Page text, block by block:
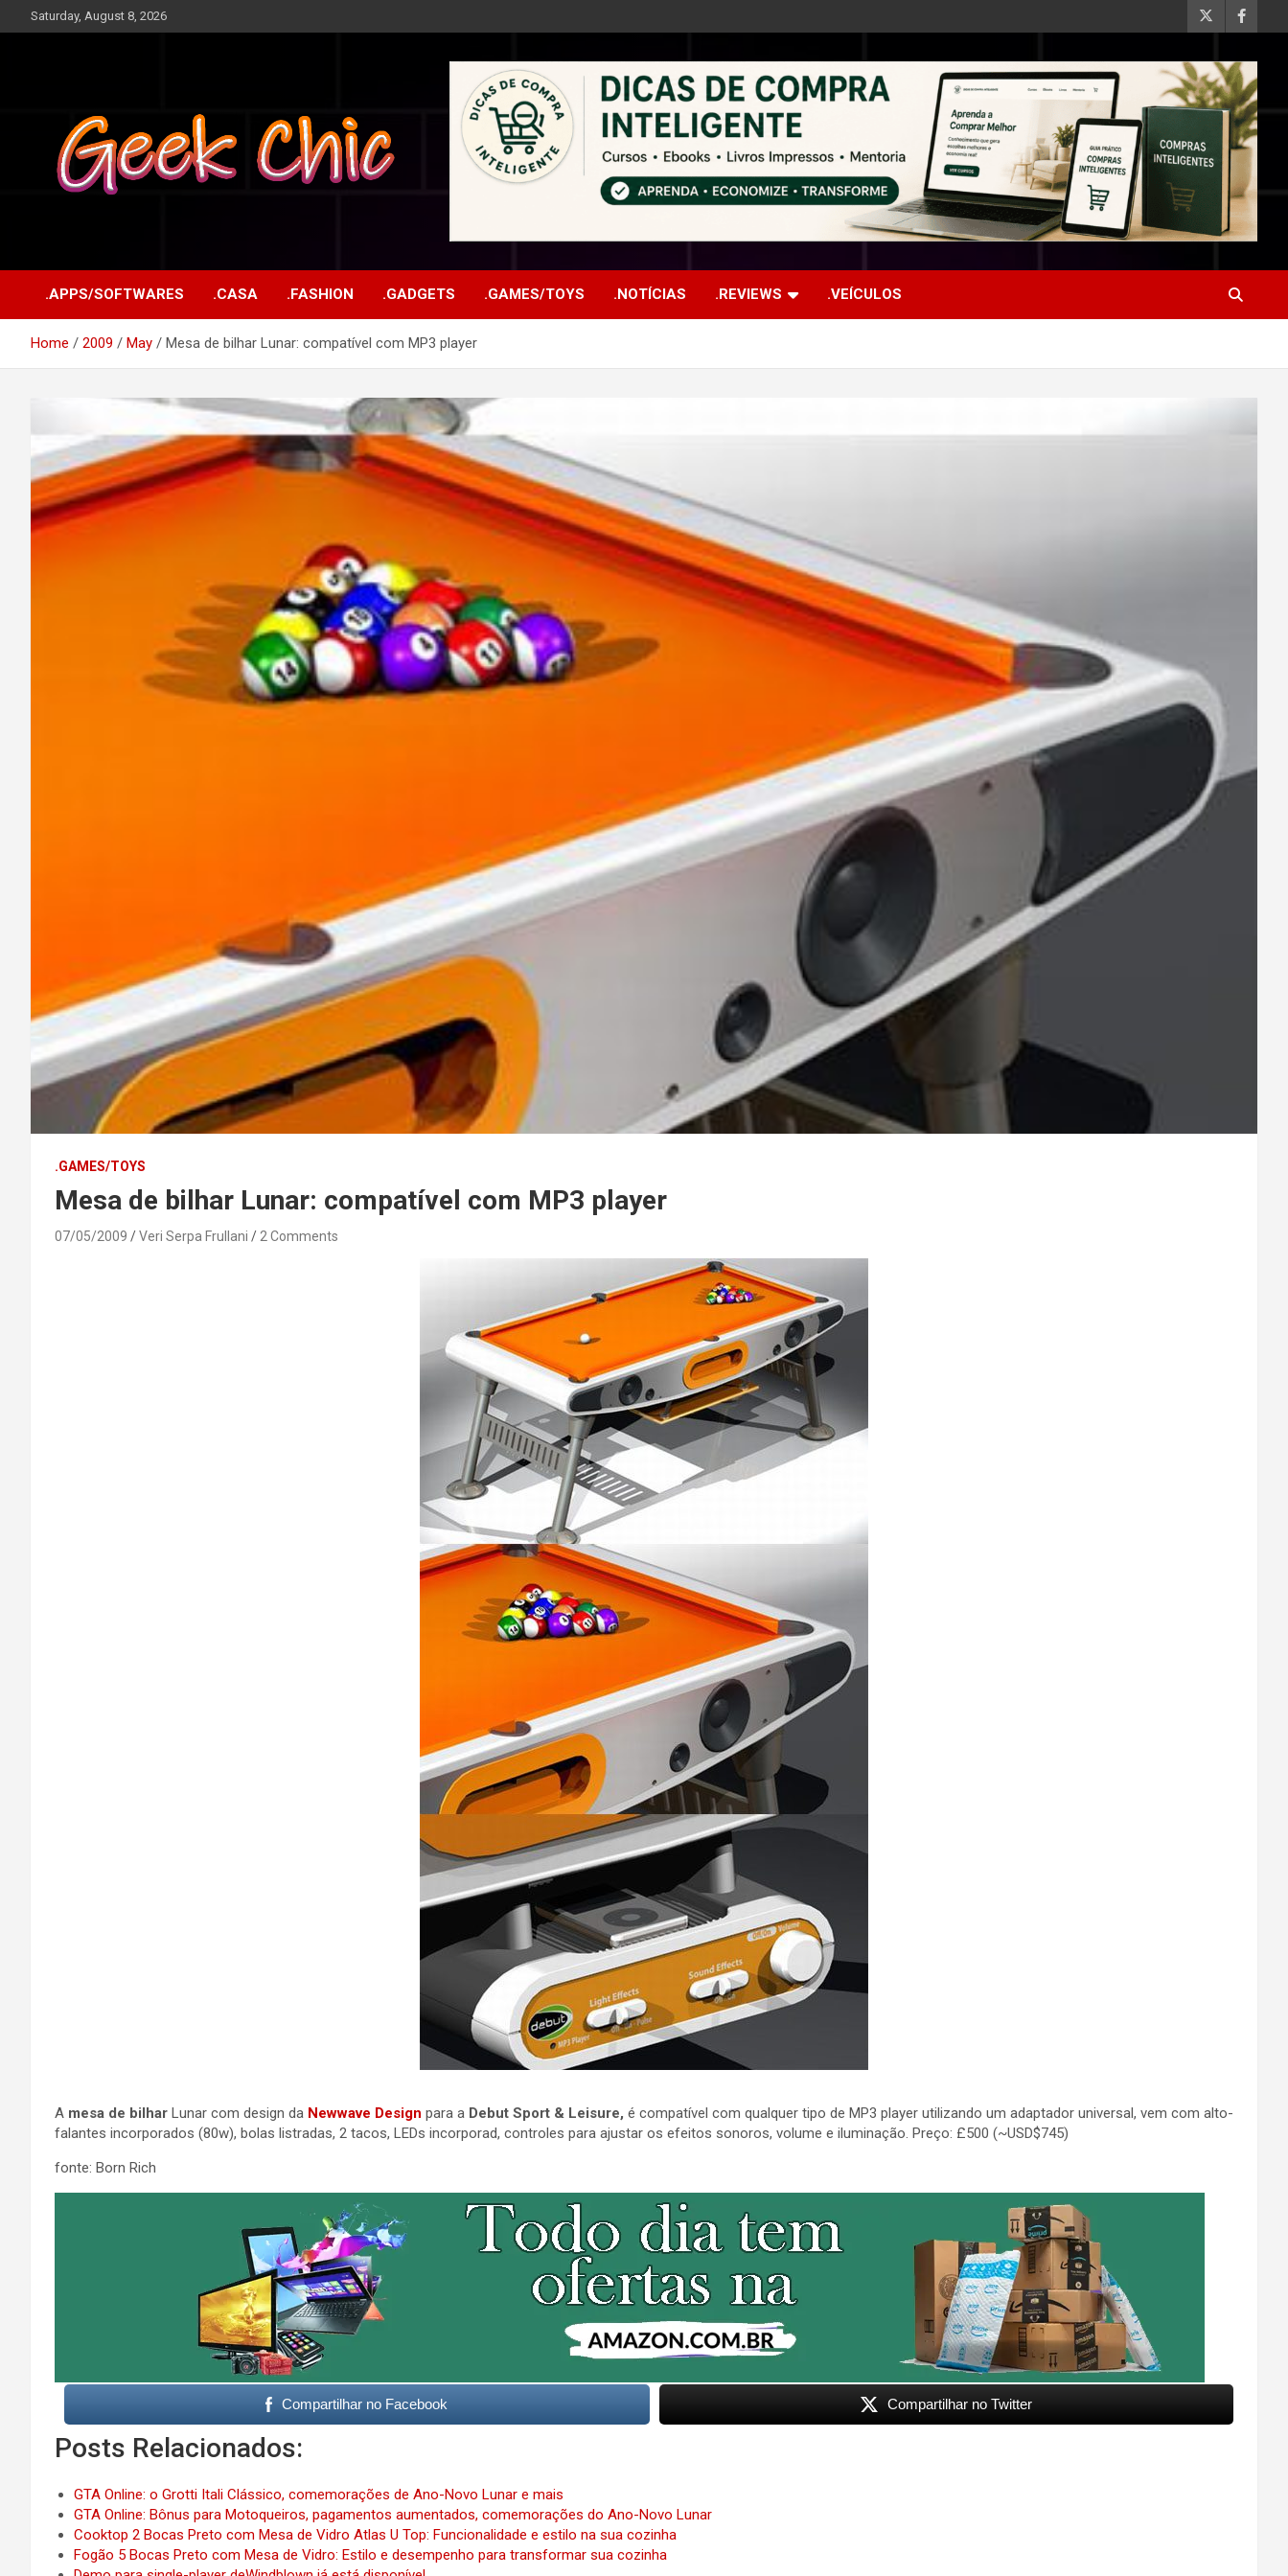
to
Saturday, August 8, 2026
.APPS/SOFTWARES .CASA .FASHION .GADGETS .GAMES/TOYS .NOTÍCIAS .REVIEWS .VEÍCULOS
Home 2009 May Mesa de bilhar Lunar: compatível com MP3 player
.GAMES/TOYS
Mesa de bilhar Lunar: compatível com MP3 player
07/05/2009 Veri Serpa Frullani 2 Comments
A mesa de bilhar Lunar com design da Newwave Design para a Debut Sport & Leisure, é compatível com qualquer tipo de MP3 player utilizando um adaptador universal, vem com alto-
falantes incorporados (80w), bolas listradas, 2 tacos, LEDs incorporad, controles para ajustar os efeitos sonoros, volume e iluminação. Preço: £500 (~USD$745)
fonte: Born Rich
Compartilhar no Facebook Compartilhar no Twitter
Posts Relacionados:
GTA Online: o Grotti Itali Clássico, comemorações de Ano-Novo Lunar e mais
GTA Online: Bônus para Motoqueiros, pagamentos aumentados, comemorações do Ano-Novo Lunar
Cooktop 2 Bocas Preto com Mesa de Vidro Atlas U Top: Funcionalidade e estilo na sua cozinha
Fogão 5 Bocas Preto com Mesa de Vidro: Estilo e desempenho para transformar sua cozinha